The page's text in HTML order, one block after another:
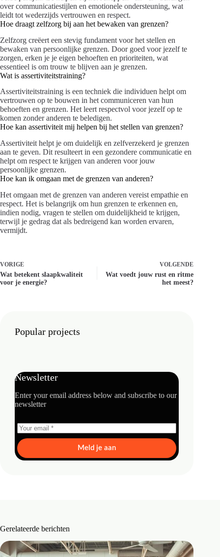
over communicatiestijlen en emotionele ondersteuning, wat
leidt tot wederzijds vertrouwen en respect.
Hoe draagt zelfzorg bij aan het bewaken van grenzen?
Zelfzorg creëert een stevig fundament voor het stellen en
bewaken van persoonlijke grenzen. Door goed voor jezelf te
zorgen, erken je je eigen behoeften en prioriteiten, wat
essentieel is om trouw te blijven aan je grenzen.
Wat is assertiviteitstraining?
Assertiviteitstraining is een techniek die individuen helpt om
vertrouwen op te bouwen in het communiceren van hun
behoeften en grenzen. Het leert respectvol voor jezelf op te
komen zonder anderen te beledigen.
Hoe kan assertiviteit mij helpen bij het stellen van grenzen?
Assertiviteit helpt je om duidelijk en zelfverzekerd je grenzen
aan te geven. Dit resulteert in een gezondere communicatie en
helpt om respect te krijgen van anderen voor jouw
persoonlijke grenzen.
Hoe kan ik omgaan met de grenzen van anderen?
Het omgaan met de grenzen van anderen vereist empathie en
respect. Het is belangrijk om hun grenzen te erkennen en,
indien nodig, vragen te stellen om duidelijkheid te krijgen,
terwijl je gedrag dat als bedreigend kan worden ervaren,
vermijdt.
VORIGE
Wat betekent slaapkwaliteit
voor je energie?
VOLGENDE
Wat voedt jouw rust en ritme
het meest?
Popular projects
Newsletter
Enter your email address below and subscribe to our
newsletter
Meld je aan
Gerelateerde berichten